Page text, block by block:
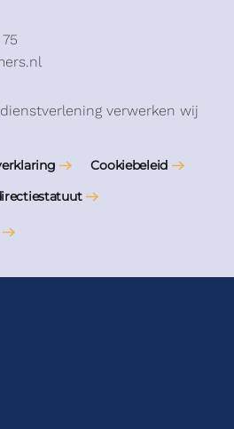
verwerken wij
Cookiebeleid